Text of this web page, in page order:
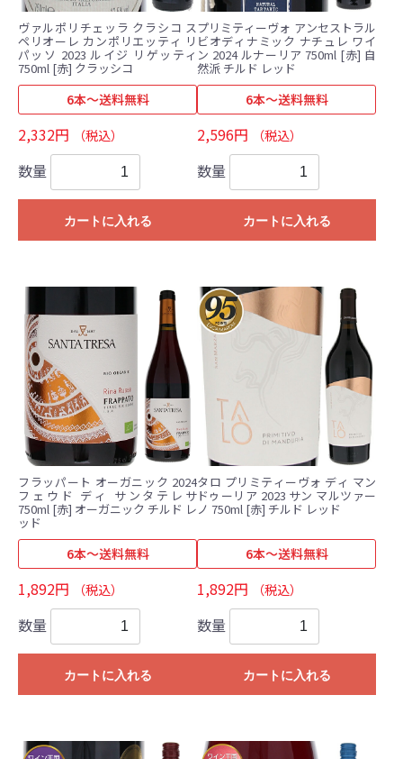
ヴァルポリチェッラ クラシコ ス
ペリオーレ カンポリエッティ リ
パッソ 2023 ルイジ リゲッティ
750ml [赤] クラッシコ
6本～送料無料
2,332円 （税込）
数量
カートに入れる
プリミティーヴォ アンセストラル
ビオディナミック ナチュレ ワイ
ン 2024 ルナーリア 750ml [赤] 自
然派 チルド レッド
6本～送料無料
2,596円 （税込）
数量
カートに入れる
フラッパート オーガニック 2024
フェウド ディ サンタテレサ
750ml [赤] オーガニック チルド レ
ッド
6本～送料無料
1,892円 （税込）
数量
カートに入れる
タロ プリミティーヴォ ディ マン
ドゥーリア 2023 サン マルツァー
ノ 750ml [赤] チルド レッド
6本～送料無料
1,892円 （税込）
数量
カートに入れる